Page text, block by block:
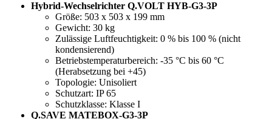
Hybrid-Wechselrichter Q.VOLT HYB-G3-3P
Größe: 503 x 503 x 199 mm
Gewicht: 30 kg
Zulässige Luftfeuchtigkeit: 0 % bis 100 % (nicht
kondensierend)
Betriebstemperaturbereich: -35 °C bis 60 °C
(Herabsetzung bei +45)
Topologie: Unisoliert
Schutzart: IP 65
Schutzklasse: Klasse I
Q.SAVE MATEBOX-G3-3P